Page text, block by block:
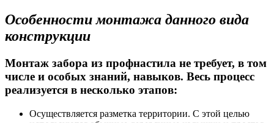
Особенности монтажа данного вида
конструкции
Монтаж забора из профнастила не требует, в том
числе и особых знаний, навыков. Весь процесс
реализуется в несколько этапов:
Осуществляется разметка территории. С этой целью